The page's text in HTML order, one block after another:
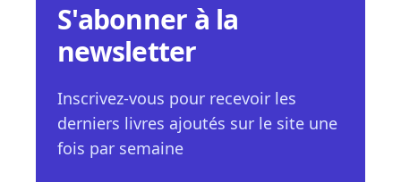
S'abonner à la
newsletter
Inscrivez-vous pour recevoir les
derniers livres ajoutés sur le site une
fois par semaine